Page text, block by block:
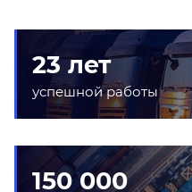
23 лет
успешной работы
150 000